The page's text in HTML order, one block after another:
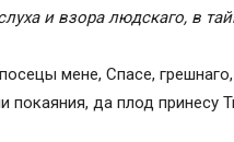
и взора людскаго, в
мене, Спасе,
покаяния, да плод принесу